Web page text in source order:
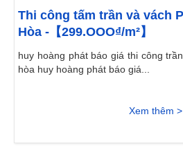
Thi công tấm trần và vách
Hòa -【299.OOO₫/m²】
huy hoàng phát báo giá thi công
hòa huy hoàng phát báo giá...
Xem thêm >